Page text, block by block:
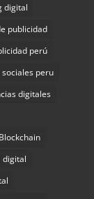
digital
publicidad
perú
peru
digitales
Blockchain
digital